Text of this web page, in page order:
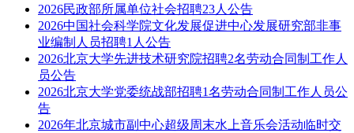
2026民政部所属单位社会招聘23人公告
2026中国社会科学院文化发展促进中心发展研究部非事
业编制人员招聘1人公告
2026北京大学先进技术研究院招聘2名劳动合同制工作人
员公告
2026北京大学党委统战部招聘1名劳动合同制工作人员公
告
2026年北京城市副中心超级周末水上音乐会活动临时交